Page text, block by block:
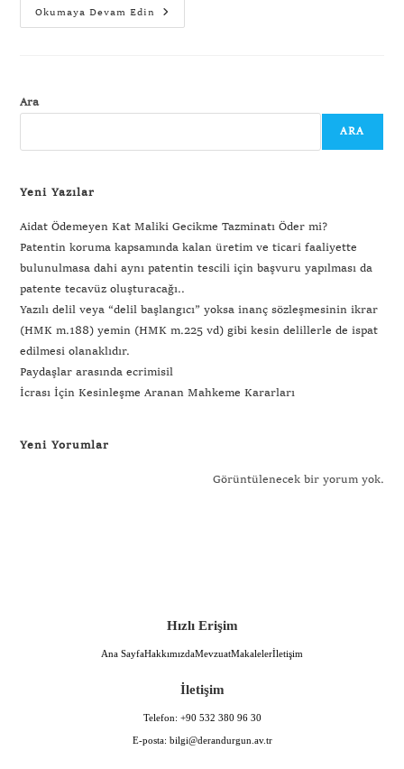
Okumaya Devam Edin
Ara
ARA
Yeni Yazılar
Aidat Ödemeyen Kat Maliki Gecikme Tazminatı Öder mi?
Patentin koruma kapsamında kalan üretim ve ticari faaliyette
bulunulmasa dahi aynı patentin tescili için başvuru yapılması da
patente tecavüz oluşturacağı..
Yazılı delil veya “delil başlangıcı” yoksa inanç sözleşmesinin ikrar
(HMK m.188) yemin (HMK m.225 vd) gibi kesin delillerle de ispat
edilmesi olanaklıdır.
Paydaşlar arasında ecrimisil
İcrası İçin Kesinleşme Aranan Mahkeme Kararları
Yeni Yorumlar
Görüntülenecek bir yorum yok.
Hızlı Erişim
Ana SayfaHakkımızdaMevzuatMakalelerİletişim
İletişim
Telefon: +90 532 380 96 30
E-posta: bilgi@derandurgun.av.tr